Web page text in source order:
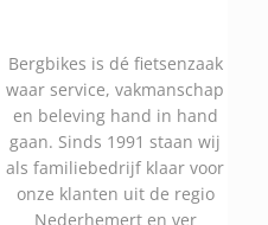
Bergbikes is dé fietsenzaak
waar service, vakmanschap
en beleving hand in hand
gaan. Sinds 1991 staan wij
als familiebedrijf klaar voor
onze klanten uit de regio
Nederhemert en ver